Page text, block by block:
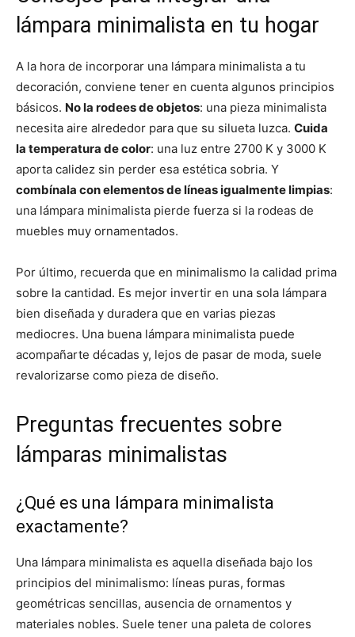
lámpara minimalista en tu hogar
A la hora de incorporar una lámpara minimalista a tu
decoración, conviene tener en cuenta algunos principios
básicos. No la rodees de objetos: una pieza minimalista
necesita aire alrededor para que su silueta luzca. Cuida
la temperatura de color: una luz entre 2700 K y 3000 K
aporta calidez sin perder esa estética sobria. Y
combínala con elementos de líneas igualmente limpias:
una lámpara minimalista pierde fuerza si la rodeas de
muebles muy ornamentados.
Por último, recuerda que en minimalismo la calidad prima
sobre la cantidad. Es mejor invertir en una sola lámpara
bien diseñada y duradera que en varias piezas
mediocres. Una buena lámpara minimalista puede
acompañarte décadas y, lejos de pasar de moda, suele
revalorizarse como pieza de diseño.
Preguntas frecuentes sobre
lámparas minimalistas
¿Qué es una lámpara minimalista
exactamente?
Una lámpara minimalista es aquella diseñada bajo los
principios del minimalismo: líneas puras, formas
geométricas sencillas, ausencia de ornamentos y
materiales nobles. Suele tener una paleta de colores